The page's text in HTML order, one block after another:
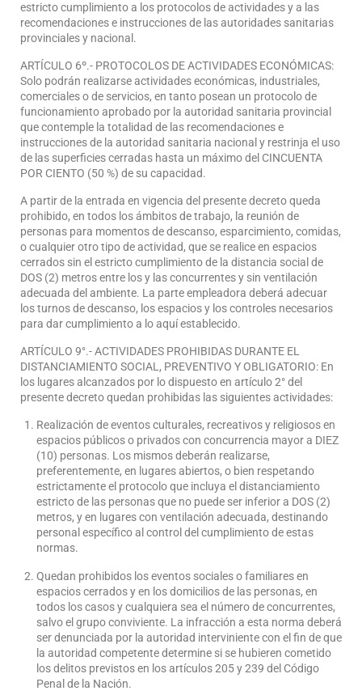
estricto cumplimiento a los protocolos de actividades y a las
recomendaciones e instrucciones de las autoridades sanitarias
provinciales y nacional.
ARTÍCULO 6º.- PROTOCOLOS DE ACTIVIDADES ECONÓMICAS:
Solo podrán realizarse actividades económicas, industriales,
comerciales o de servicios, en tanto posean un protocolo de
funcionamiento aprobado por la autoridad sanitaria provincial
que contemple la totalidad de las recomendaciones e
instrucciones de la autoridad sanitaria nacional y restrinja el uso
de las superficies cerradas hasta un máximo del CINCUENTA
POR CIENTO (50 %) de su capacidad.
A partir de la entrada en vigencia del presente decreto queda
prohibido, en todos los ámbitos de trabajo, la reunión de
personas para momentos de descanso, esparcimiento, comidas,
o cualquier otro tipo de actividad, que se realice en espacios
cerrados sin el estricto cumplimiento de la distancia social de
DOS (2) metros entre los y las concurrentes y sin ventilación
adecuada del ambiente. La parte empleadora deberá adecuar
los turnos de descanso, los espacios y los controles necesarios
para dar cumplimiento a lo aquí establecido.
ARTÍCULO 9°.- ACTIVIDADES PROHIBIDAS DURANTE EL
DISTANCIAMIENTO SOCIAL, PREVENTIVO Y OBLIGATORIO: En
los lugares alcanzados por lo dispuesto en artículo 2° del
presente decreto quedan prohibidas las siguientes actividades:
Realización de eventos culturales, recreativos y religiosos en
espacios públicos o privados con concurrencia mayor a DIEZ
(10) personas. Los mismos deberán realizarse,
preferentemente, en lugares abiertos, o bien respetando
estrictamente el protocolo que incluya el distanciamiento
estricto de las personas que no puede ser inferior a DOS (2)
metros, y en lugares con ventilación adecuada, destinando
personal específico al control del cumplimiento de estas
normas.
Quedan prohibidos los eventos sociales o familiares en
espacios cerrados y en los domicilios de las personas, en
todos los casos y cualquiera sea el número de concurrentes,
salvo el grupo conviviente. La infracción a esta norma deberá
ser denunciada por la autoridad interviniente con el fin de que
la autoridad competente determine si se hubieren cometido
los delitos previstos en los artículos 205 y 239 del Código
Penal de la Nación.